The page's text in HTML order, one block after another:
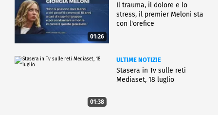
01:26
Il trauma, il dolore e lo
stress, il premier Meloni sta
con l'orefice
01:38
ULTIME NOTIZIE
Stasera in Tv sulle reti
Mediaset, 18 luglio